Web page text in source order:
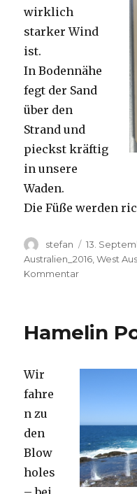
wirklich
starker Wind
ist.
In Bodennähe
fegt der Sand
über den
Strand und
pieckst kräftig
in unsere
Waden.
Die Füße werden
Autor
stefan
am
13.
Australien_2016 ,West
Kommentarzu
Hamelin
Wir
fahre
n zu
den
Blow
holes